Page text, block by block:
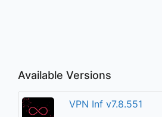
Available Versions
VPN Inf v7.8.551